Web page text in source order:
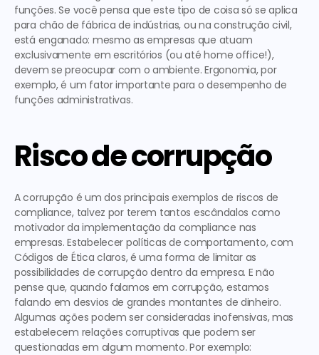
funções. Se você pensa que este tipo de coisa só se aplica
para chão de fábrica de indústrias, ou na construção civil,
está enganado: mesmo as empresas que atuam
exclusivamente em escritórios (ou até home office!),
devem se preocupar com o ambiente. Ergonomia, por
exemplo, é um fator importante para o desempenho de
funções administrativas.
Risco de corrupção
A corrupção é um dos principais exemplos de riscos de
compliance, talvez por terem tantos escândalos como
motivador da implementação da compliance nas
empresas. Estabelecer políticas de comportamento, com
Códigos de Ética claros, é uma forma de limitar as
possibilidades de corrupção dentro da empresa. E não
pense que, quando falamos em corrupção, estamos
falando em desvios de grandes montantes de dinheiro.
Algumas ações podem ser consideradas inofensivas, mas
estabelecem relações corruptivas que podem ser
questionadas em algum momento. Por exemplo: